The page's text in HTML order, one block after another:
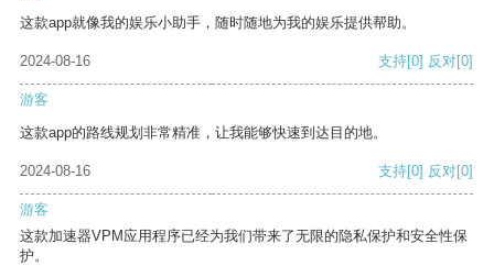
这款app就像我的娱乐小助手，随时随地为我的娱乐提供帮助。
2024-08-16 支持[0] 反对[0]
游客
这款app的路线规划非常精准，让我能够快速到达目的地。
2024-08-16 支持[0] 反对[0]
游客
这款加速器VPM应用程序已经为我们带来了无限的隐私保护和安全性保
护。